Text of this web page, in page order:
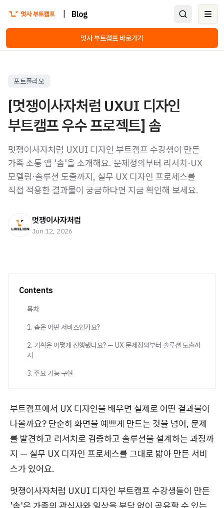
Blog
멋사 부트캠프 바로가기
포트폴리오
[멋쟁이사자처럼 UXUI 디자인
부트캠프 우수 프로젝트] 솜
멋쟁이사자처럼 UXUI 디자인 부트캠프 수강생이 만든
가족 소통 앱 '솜'을 소개해요. 문제정의부터 리서치·UX
모델링·솔루션 도출까지, 실무 UX 디자인 프로세스를
직접 적용한 결과물이 궁금하다면 지금 확인해 보세요.
멋쟁이사자처럼
Jun 12, 2026
Contents
목차
1. 솜은 어떤 서비스인가요?
2. 기획은 어떻게 진행됐나요? — UX 문제정의부터 솔루션 도출까
지
3. 주요 기능 구현
부트캠프에서 UX 디자인을 배우면 실제로 어떤 결과물이
나올까요? 단순히 화면을 예쁘게 만드는 것을 넘어, 문제
를 발견하고 리서치로 검증하고 솔루션을 설계하는 과정까
지 — 실무 UX 디자인 프로세스를 그대로 밟아 만든 서비
스가 있어요.
멋쟁이사자처럼 UXUI 디자인 부트캠프 수강생들이 만든